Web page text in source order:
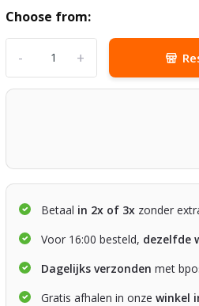
Choose from:
+
-
Betaal in 2x of 3x zonder
Voor 16:00 besteld, dezelfde
Dagelijks verzonden met
Gratis afhalen in onzewinkel